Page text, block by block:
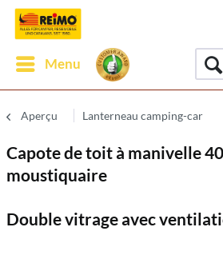
Menu
Aperçu Lanterneau camping-car
Capote de toit à manivelle
moustiquaire
Double vitrage avec